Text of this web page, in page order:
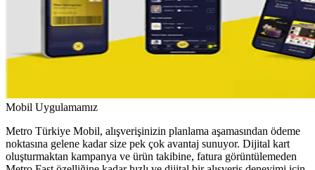
Mobil Uygulamamız
Metro Türkiye Mobil, alışverişinizin planlama aşamasından ödeme
noktasına gelene kadar size pek çok avantaj sunuyor. Dijital kart
oluşturmaktan kampanya ve ürün takibine, fatura görüntülemeden